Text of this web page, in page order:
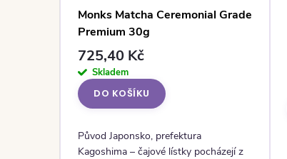
Monks Matcha Ceremonial Grade
Premium 30g
725,40 Kč
Skladem
DO KOŠÍKU
Původ Japonsko, prefektura
Kagoshima – čajové lístky pocházejí z